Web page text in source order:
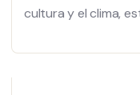
cultura y el clima,